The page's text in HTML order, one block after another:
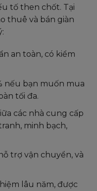
tố then chốt. Tại
thuê và bán giàn
an toàn, có kiểm
nếu bạn muốn mua
tối đa.
các nhà cung cấp
minh bạch,
trợ vận chuyển, và
lâu năm, được